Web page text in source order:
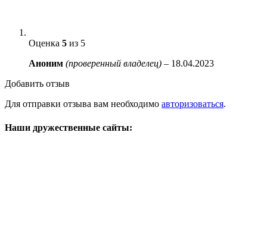
Оценка 5 из 5
Аноним (проверенный владелец) – 18.04.2023
Добавить отзыв
Для отправки отзыва вам необходимо авторизоваться.
Наши дружественные сайты: